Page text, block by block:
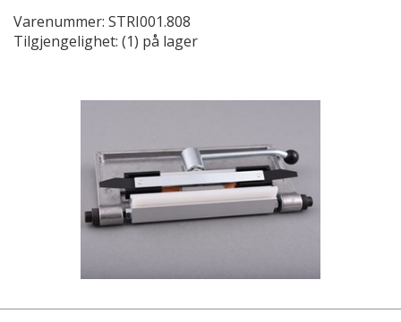
Varenummer: STRI001.808
Tilgjengelighet: (1) på lager